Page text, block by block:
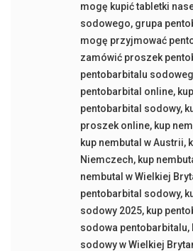
mogę kupić tabletki
sodowego, grupa
mogę przyjmować
zamówić proszek
pentobarbitalu
pentobarbital online,
pentobarbital sodowy,
proszek online, kup
kup nembutal w Austrii,
Niemczech, kup
nembutal w Wielkiej
pentobarbital sodowy,
sodowy 2025, kup
sodowa pentobarbitalu,
sodowy w Wielkiej